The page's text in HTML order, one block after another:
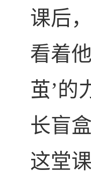
课后
看着
茧’的
长盲
这堂